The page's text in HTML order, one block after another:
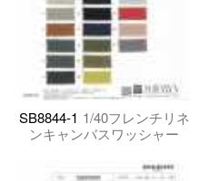
SB8844-1 1/40フレンチリネ
ンキャンバスワッシャー